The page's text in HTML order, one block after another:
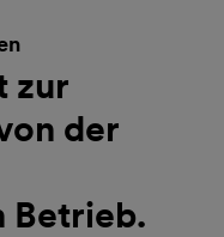
zur
der
Betrieb.